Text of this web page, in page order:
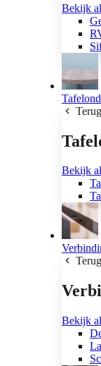
Bekijk
Terug
Bekijk
Terug
Bekijk